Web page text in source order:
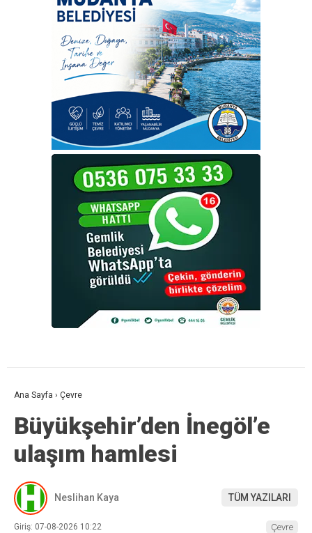
Ana Sayfa › Çevre
Büyükşehir’den İnegöl’e
ulaşım hamlesi
Neslihan Kaya TÜM YAZILARI
Giriş: 07-08-2026 10:22
Çevre